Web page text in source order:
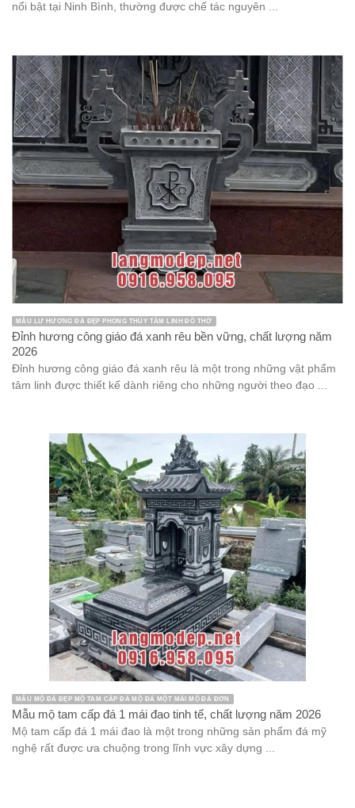
nổi bật tại Ninh Bình, thường được chế tác nguyên ...
MẪU LƯ HƯƠNG ĐÁ ĐẸP PHONG THỦY TÂM LINH ĐỒ THỜ
Đỉnh hương công giáo đá xanh rêu bền vững, chất lượng năm
2026
Đỉnh hương công giáo đá xanh rêu là một trong những vật phẩm
tâm linh được thiết kế dành riêng cho những người theo đạo ...
MẪU MỘ ĐÁ ĐẸP MỘ TAM CẤP ĐÁ MỘ ĐÁ MỘT MÁI MỘ ĐÁ ĐƠN
Mẫu mộ tam cấp đá 1 mái đao tinh tế, chất lượng năm 2026
Mộ tam cấp đá 1 mái đao là một trong những sản phẩm đá mỹ
nghệ rất được ưa chuộng trong lĩnh vực xây dựng ...